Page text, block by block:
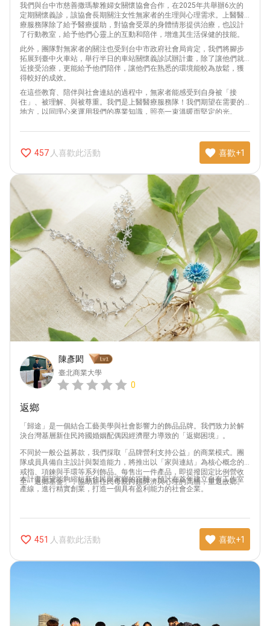
我們與台中市慈善撒瑪黎雅婦女關懷協會合作，在2025年共舉辦6次的
定期關懷義診，該協會長期關注女性無家者的生理與心理需求。上醫醫
療服務隊除了給予醫療援助，對協會受眾的身體情形提供治療，也設計
了行動教室，給予他們心靈上的互動和陪伴，增進其生活保健的技能。
此外，團隊對無家者的關注也受到台中市政府社會局肯定，我們將腳步
拓展到臺中火車站，舉行半日的車站關懷義診試辦計畫，除了讓他們就
近接受治療，更能給予他們陪伴，讓他們在熟悉的環境能較為放鬆，獲
得較好的成效。
在這些教育、陪伴與社會連結的過程中，無家者能感受到自身被「接
住」、被理解、與被尊重。我們是上醫醫療服務隊！我們期望在需要的
地方，以同理心來運用我們的專業知識，照亮一束溫暖而堅定的光。
favorite_border 457 人喜歡此活動 favorite 喜歡+1
陳彥閎
臺北商業大學
0
返鄉
「歸途」是一個結合工藝美學與社會影響力的飾品品牌。我們致力於解
決台灣基層新住民跨國婚姻配偶因經濟壓力導致的「返鄉困境」。
不同於一般公益募款，我們採取「品牌營利支持公益」的商業模式。團
隊成員具備自主設計與製造能力，將推出以「家與連結」為核心概念的
戒指、項鍊與手環等系列飾品。每售出一件產品，即提撥固定比例營收
至「返鄉基金」，協助新住民母親跨越經濟與心理的高牆，重返故鄉。
本計畫期望能夠縮短新住民與家鄉的距離，預計在首年建立自有工作室
產線，進行精實創業，打造一個具有盈利能力的社會企業。
favorite_border 451 人喜歡此活動 favorite 喜歡+1